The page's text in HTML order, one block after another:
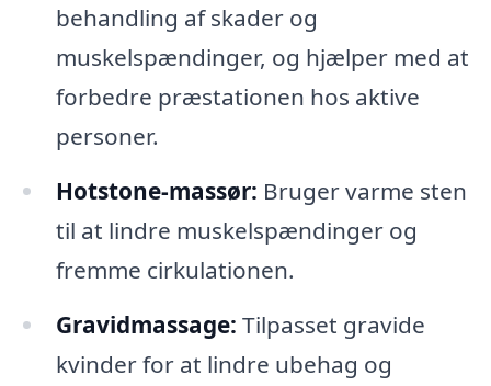
behandling af skader og
muskelspændinger, og hjælper med at
forbedre præstationen hos aktive
personer.
Hotstone-massør: Bruger varme sten
til at lindre muskelspændinger og
fremme cirkulationen.
Gravidmassage: Tilpasset gravide
kvinder for at lindre ubehag og